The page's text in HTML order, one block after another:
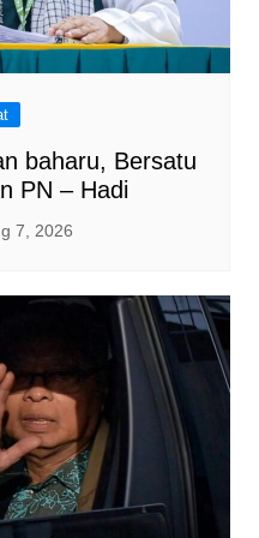
baharu, Bersatu
PN – Hadi
7, 2026